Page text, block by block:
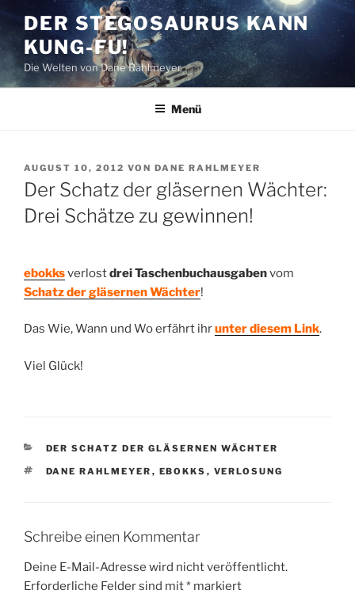
Zum
Inhalt
springen
DER STEGOSAURUS KANN
KUNG-FU!
Die Welten von Dane Rahlmeyer
Menü
VERÖFFENTLICHT
AM
AUGUST 10, 2012 VON DANE RAHLMEYER
Der Schatz der gläsernen Wächter:
Drei Schätze zu gewinnen!
ebokksverlostdrei Taschenbuchausgabenvom
Schatz der gläsernen Wächter!
Das Wie, Wann und Wo erfährt ihrunter diesem Link.
Viel Glück!
KATEGORIEN
DER SCHATZ DER GLÄSERNEN WÄCHTER
SCHLAGWÖRTER
DANE RAHLMEYER , EBOKKS , VERLOSUNG
Schreibe einen Kommentar
Deine E-Mail-Adresse wird nicht veröffentlicht.
Erforderliche Felder sind mit* markiert